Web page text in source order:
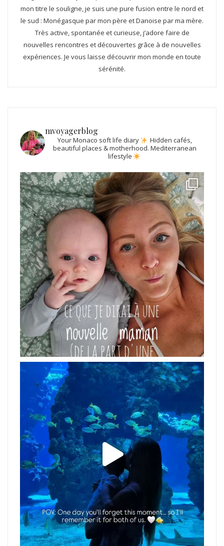
mon titre le souligne, je suis une pure fusion entre le nord et
le sud : Monégasque par mon père et Danoise par ma mère.
Très active, spontanée et curieuse, j’adore faire de
nouvelles rencontres et découvertes grâce à de nouvelles
expériences. Je vous laisse découvrir mon monde en toute
sérénité.
mvoyagerblog
Your Monaco soft life diary
Hidden cafés,
beautiful places & motherhood. Mediterranean
lifestyle